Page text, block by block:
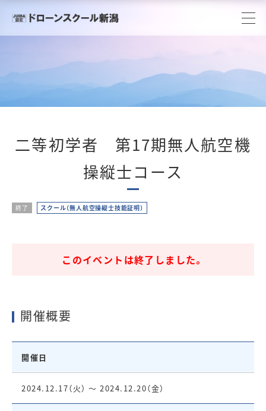
二等初学者 第17期無人航空機
操縦士コース
終了 スクール（無人航空操縦士技能証明）
このイベントは終了しました。
開催概要
開催日
2024.12.17（火） ～ 2024.12.20（金）